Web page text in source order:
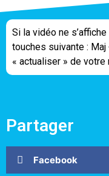
Si la vidéo ne
touches suivante : Maj
« actualiser » de votre
Partager
Facebook